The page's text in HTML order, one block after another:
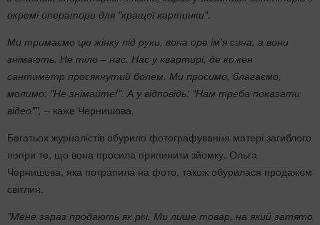
окремі оператори для "кращої картинки".
Ми тримаємо цю жінку під руки, вона оре ім'я сина, а вони
знімають. Не тіло – нас. Нас у квартирі, де кожен
сантиметр просякнутий болем. Ми просимо, благаємо,
молимо: "Не знімайте!". А у відповідь: "Нам треба показати
відео"", – каже Чернишова.
Багатьох журналістів обурило фотографування матері загиблого
попри те, що вона просила припинити зйомку. Ольга
Чернишова, яка потрапила на фото, також обурилася продажем
світлин.
"Мене зараз продають як річ. Ми лише товар, на який затято